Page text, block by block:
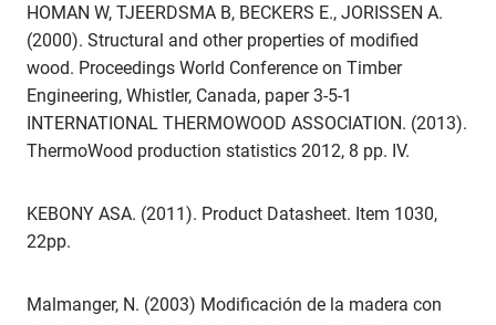
HOMAN W, TJEERDSMA B, BECKERS E., JORISSEN A.
(2000). Structural and other properties of modified
wood. Proceedings World Conference on Timber
Engineering, Whistler, Canada, paper 3-5-1
INTERNATIONAL THERMOWOOD ASSOCIATION. (2013).
ThermoWood production statistics 2012, 8 pp. IV.
KEBONY ASA. (2011). Product Datasheet. Item 1030,
22pp.
Malmanger, N. (2003) Modificación de la madera con